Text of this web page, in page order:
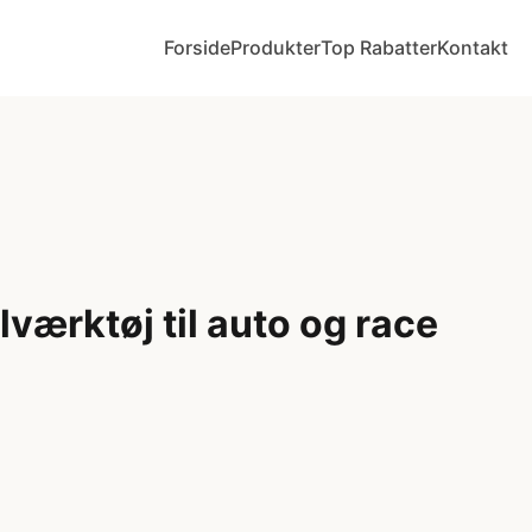
ForsideProdukterTop RabatterKontakt
til auto og race